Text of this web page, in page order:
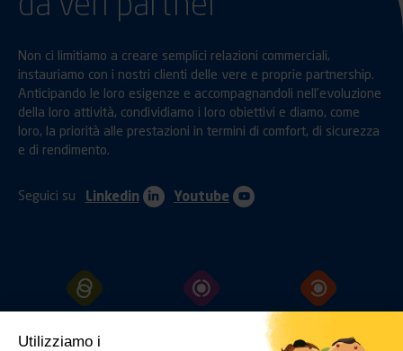
Utilizziamo i
Non ci limitiamo a creare semplici relazioni commerciali,
instauriamo con i nostri clienti delle vere e proprie partnership.
Anticipando le loro esigenze e accompagnandoli nell’evoluzione
della loro attività, condividiamo i loro obiettivi e diamo, come
loro, la priorità alle prestazioni in termini di comfort, di sicurezza
e di rendimento.
Seguici su Linkedin Youtube